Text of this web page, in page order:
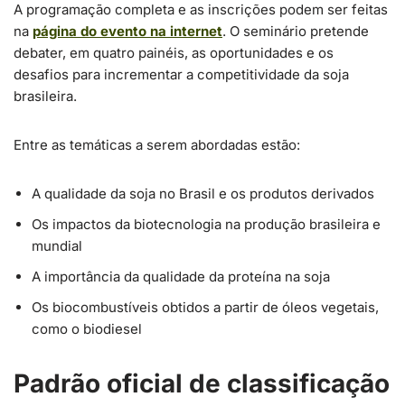
A programação completa e as inscrições podem ser feitas
na página do evento na internet. O seminário pretende
debater, em quatro painéis, as oportunidades e os
desafios para incrementar a competitividade da soja
brasileira.
Entre as temáticas a serem abordadas estão:
A qualidade da soja no Brasil e os produtos derivados
Os impactos da biotecnologia na produção brasileira e
mundial
A importância da qualidade da proteína na soja
Os biocombustíveis obtidos a partir de óleos vegetais,
como o biodiesel
Padrão oficial de classificação